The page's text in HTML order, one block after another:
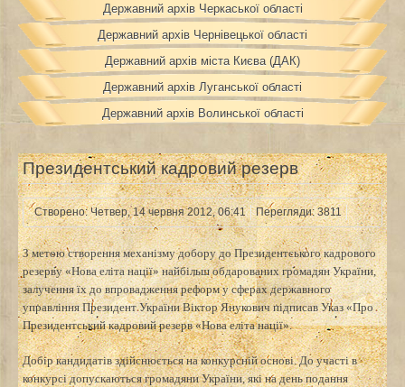
Державний архів Черкаської області
Державний архів Чернівецької області
Державний архів міста Києва (ДАК)
Державний архів Луганської області
Державний архів Волинської області
Президентський кадровий резерв
Створено: Четвер, 14 червня 2012, 06:41 Перегляди: 3811
З метою створення механізму добору до Президентського кадрового
резерву «Нова еліта нації» найбільш обдарованих громадян України,
залучення їх до впровадження реформ у сферах державного
управління Президент України Віктор Янукович підписав Указ «Про
Президентський кадровий резерв «Нова еліта нації».
Добір кандидатів здійснюється на конкурсній основі. До участі в
конкурсі допускаються громадяни України, які на день подання